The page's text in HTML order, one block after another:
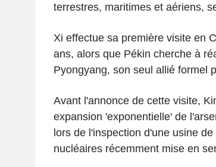
terrestres, maritimes et aériens,
Xi effectue sa première visite en
ans, alors que Pékin cherche à
Pyongyang, son seul allié formel
Avant l'annonce de cette visite,
expansion 'exponentielle' de
lors de l'inspection d'une usine
nucléaires récemment mise en